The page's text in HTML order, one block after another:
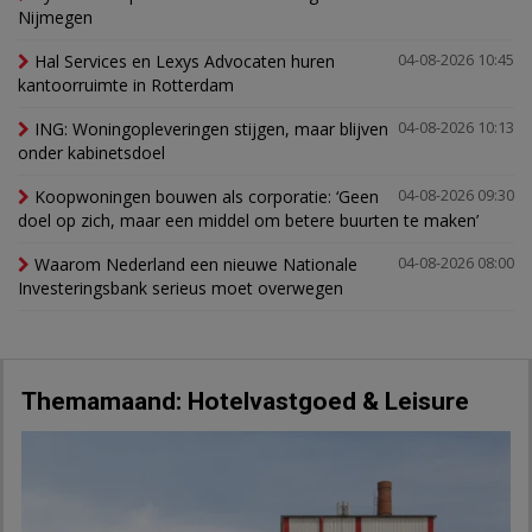
Nijmegen
04-08-2026 10:45
Hal Services en Lexys Advocaten huren
kantoorruimte in Rotterdam
04-08-2026 10:13
ING: Woningopleveringen stijgen, maar blijven
onder kabinetsdoel
04-08-2026 09:30
Koopwoningen bouwen als corporatie: ‘Geen
doel op zich, maar een middel om betere buurten te maken’
04-08-2026 08:00
Waarom Nederland een nieuwe Nationale
Investeringsbank serieus moet overwegen
Themamaand: Hotelvastgoed & Leisure